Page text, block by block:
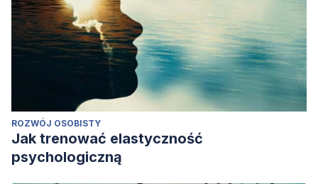
ROZWÓJ OSOBISTY
Jak trenować elastyczność
psychologiczną